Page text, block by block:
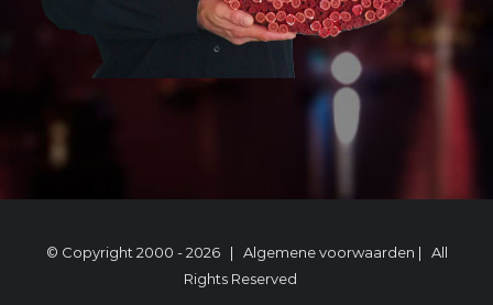
© Copyright 2000 -2026 | Algemene voorwaarden | All
Rights Reserved